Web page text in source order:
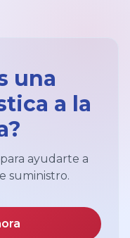
una
a la
ayudarte a
suministro.